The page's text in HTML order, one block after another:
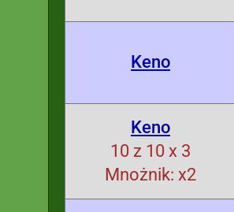
Keno
Keno
10 z 10 x 3
Mnożnik: x2